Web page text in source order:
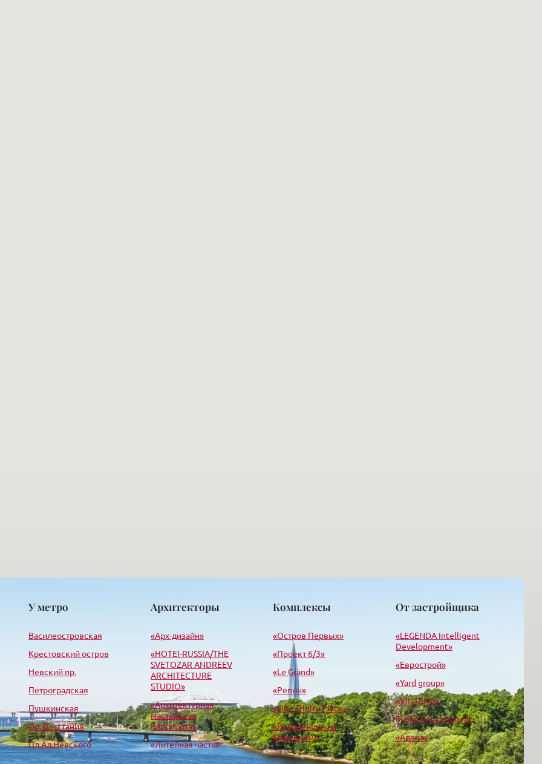
У метро
Василеостровская
Крестовский остров
Невский пр.
Петроградская
Пушкинская
Пл. Восстания
Пл.Ал.Невского
Архитекторы
«Арх-дизайн»
«HОTEI-RUSSIA/THE
SVETOZAR ANDREEV
ARCHITECTURE
STUDIO»
«Архитектурная
мастерская
Рапопорта»
«Литейная часть»
Комплексы
«Остров Первых»
«Проект 6/3»
«Le Grand»
«Репин»
«One Trinity Place»
«Резиденция на
Каменном»
«Suomi»
От застройщика
«LEGENDA Intelligent
Development»
«Еврострой»
«Yard group»
«VINTEKO»
Fizika Development
«Арена»
«Корпорация С»